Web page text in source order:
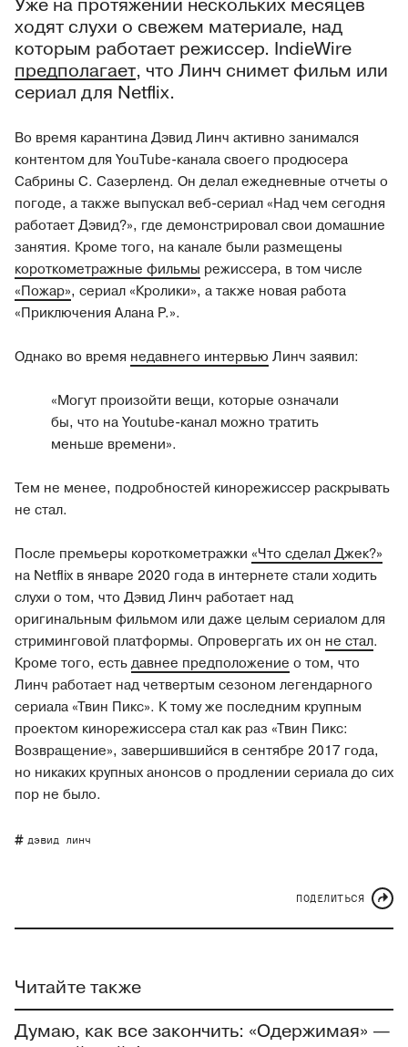
Уже на протяжении нескольких месяцев
ходят слухи о свежем материале, над
которым работает режиссер. IndieWire
предполагает, что Линч снимет фильм или
сериал для Netflix.
Во время карантина Дэвид Линч активно занимался
контентом для YouTube-канала своего продюсера
Сабрины С. Сазерленд. Он делал ежедневные отчеты о
погоде, а также выпускал веб-сериал «Над чем сегодня
работает Дэвид?», где демонстрировал свои домашние
занятия. Кроме того, на канале были размещены
короткометражные фильмы режиссера, в том числе
«Пожар», сериал «Кролики», а также новая работа
«Приключения Алана Р.».
Однако во время недавнего интервью Линч заявил:
«Могут произойти вещи, которые означали
бы, что на Youtube-канал можно тратить
меньше времени».
Тем не менее, подробностей кинорежиссер раскрывать
не стал.
После премьеры короткометражки «Что сделал Джек?»
на Netflix в январе 2020 года в интернете стали ходить
слухи о том, что Дэвид Линч работает над
оригинальным фильмом или даже целым сериалом для
стриминговой платформы. Опровергать их он не стал.
Кроме того, естьдавнее предположение о том, что
Линч работает над четвертым сезоном легендарного
сериала «Твин Пикс». К тому же последним крупным
проектом кинорежиссера стал как раз «Твин Пикс:
Возвращение», завершившийся в сентябре 2017 года,
но никаких крупных анонсов о продлении сериала до сих
пор не было.
дэвид линч
ПОДЕЛИТЬСЯ
Читайте также
Думаю, как все закончить: «Одержимая» —